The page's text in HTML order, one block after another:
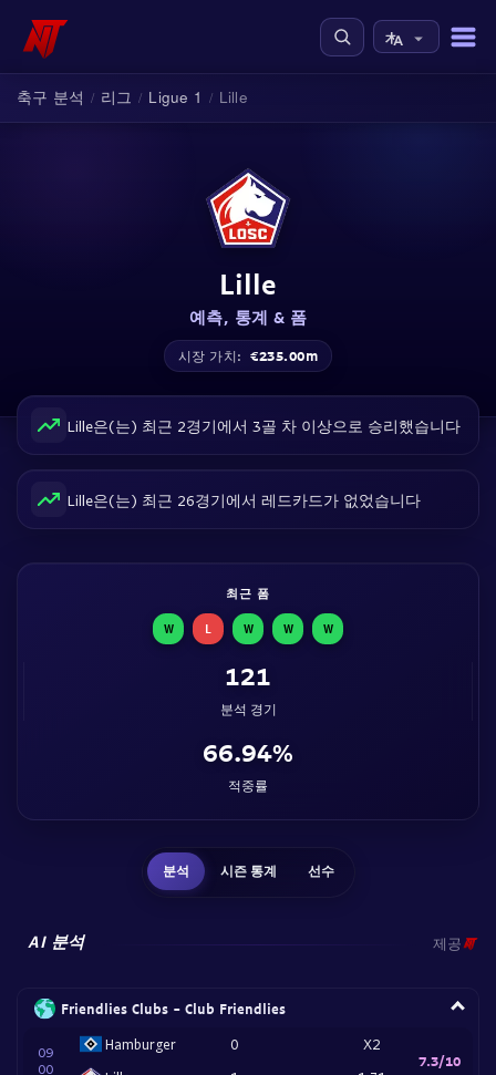
축구 분석 / 리그 / Ligue 1 / Lille
Lille
예측, 통계 & 폼
시장 가치: €235.00m
Lille은(는) 최근 2경기에서 3골 차 이상으로 승리했습니다
Lille은(는) 최근 26경기에서 레드카드가 없었습니다
최근 폼
W L W W W
121
분석 경기
66.94%
적중률
분석 시즌 통계 선수
AI 분석 제공
Friendlies Clubs - Club Friendlies
09
00
Hamburger
0
X2
7.3/10